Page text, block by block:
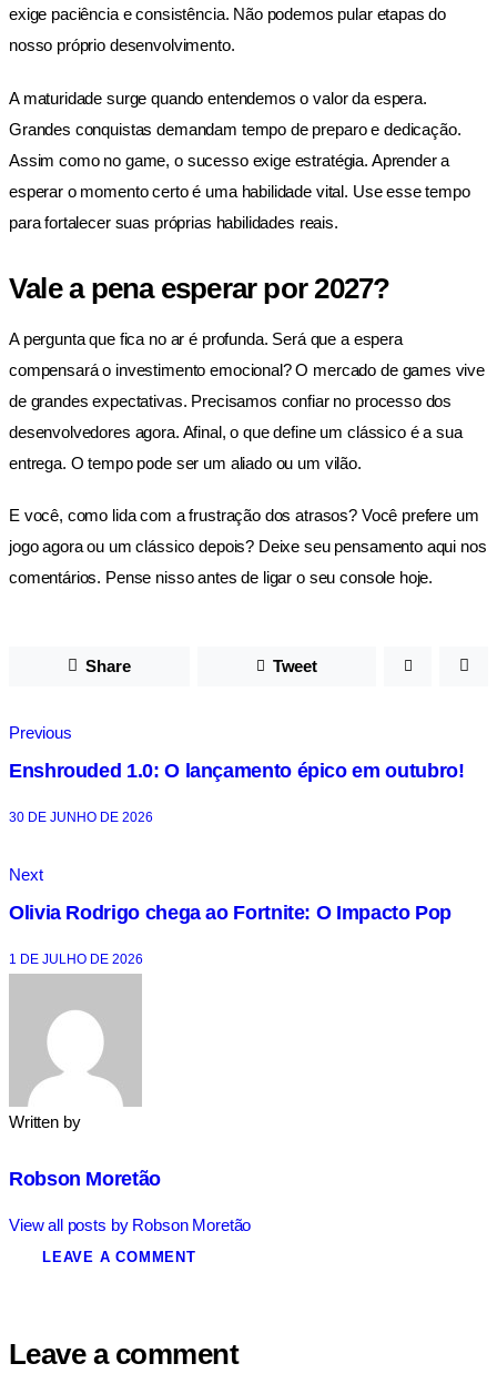
exige paciência e consistência. Não podemos pular etapas do
nosso próprio desenvolvimento.
A maturidade surge quando entendemos o valor da espera.
Grandes conquistas demandam tempo de preparo e dedicação.
Assim como no game, o sucesso exige estratégia. Aprender a
esperar o momento certo é uma habilidade vital. Use esse tempo
para fortalecer suas próprias habilidades reais.
Vale a pena esperar por 2027?
A pergunta que fica no ar é profunda. Será que a espera
compensará o investimento emocional? O mercado de games vive
de grandes expectativas. Precisamos confiar no processo dos
desenvolvedores agora. Afinal, o que define um clássico é a sua
entrega. O tempo pode ser um aliado ou um vilão.
E você, como lida com a frustração dos atrasos? Você prefere um
jogo agora ou um clássico depois? Deixe seu pensamento aqui nos
comentários. Pense nisso antes de ligar o seu console hoje.
Share Tweet
Previous
Enshrouded 1.0: O lançamento épico em outubro!
30 DE JUNHO DE 2026
Next
Olivia Rodrigo chega ao Fortnite: O Impacto Pop
1 DE JULHO DE 2026
Written by
Robson Moretão
View all posts by Robson Moretão
LEAVE A COMMENT
Leave a comment